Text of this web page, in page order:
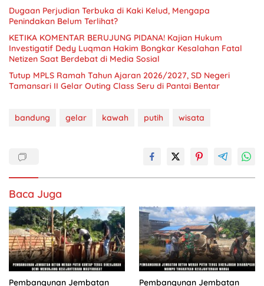
Dugaan Perjudian Terbuka di Kaki Kelud, Mengapa
Penindakan Belum Terlihat?
KETIKA KOMENTAR BERUJUNG PIDANA! Kajian Hukum
Investigatif Dedy Luqman Hakim Bongkar Kesalahan Fatal
Netizen Saat Berdebat di Media Sosial
Tutup MPLS Ramah Tahun Ajaran 2026/2027, SD Negeri
Tamansari II Gelar Outing Class Seru di Pantai Bentar
bandung gelar kawah putih wisata
Baca Juga
Pembangunan Jembatan Pembangunan Jembatan